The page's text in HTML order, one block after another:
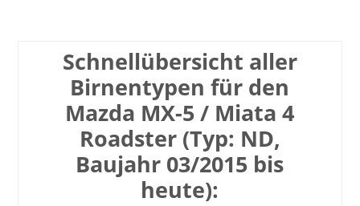
Schnell­übersicht aller
Birnen­typen für den
Mazda MX-5 / Miata 4
Roadster (Typ: ND,
Baujahr 03/2015 bis
heute):